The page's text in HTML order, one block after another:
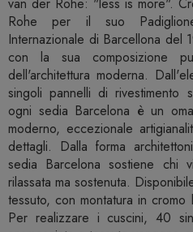
van der Rohe: "less is more".
Rohe per il suo
Internazionale di Barcellona del
​​con la sua composizione
dell'architettura moderna.
singoli pannelli di rivestimento
ogni sedia Barcelona è un
moderno, eccezionale
dettagli. Dalla forma
sedia Barcelona sostiene chi
rilassata ma sostenuta.
tessuto, con montatura in
Per realizzare i cuscini, 40